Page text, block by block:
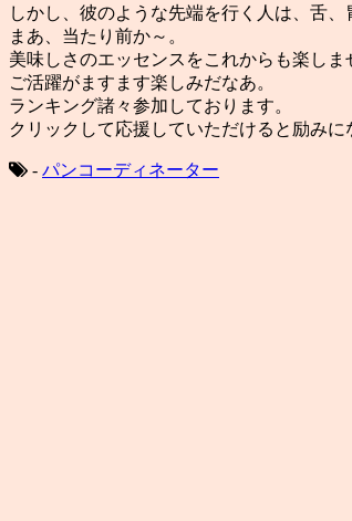
しかし、彼のような先端を行く人は、舌
まあ、当たり前か～。
美味しさのエッセンスをこれからも楽しま
ご活躍がますます楽しみだなあ。
ランキング諸々参加しております。
クリックして応援していただけると励み
- パンコーディネーター